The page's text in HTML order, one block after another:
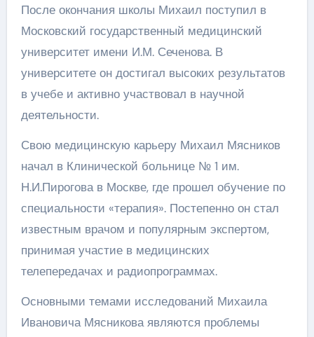
После окончания школы Михаил поступил в
Московский государственный медицинский
университет имени И.М. Сеченова. В
университете он достигал высоких результатов
в учебе и активно участвовал в научной
деятельности.
Свою медицинскую карьеру Михаил Мясников
начал в Клинической больнице № 1 им.
Н.И.Пирогова в Москве, где прошел обучение по
специальности «терапия». Постепенно он стал
известным врачом и популярным экспертом,
принимая участие в медицинских
телепередачах и радиопрограммах.
Основными темами исследований Михаила
Ивановича Мясникова являются проблемы